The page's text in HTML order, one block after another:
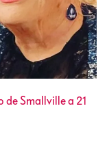
de Smallville a 21